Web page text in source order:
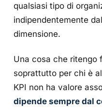
qualsiasi tipo di
indipendentemente
dimensione.
Una cosa che ritengo
soprattutto per chi è
KPI non ha valore
dipende sempre dal